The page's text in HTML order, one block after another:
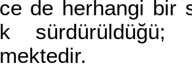
de herhangi bir
sürdürüldüğü;